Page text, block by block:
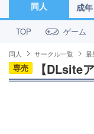
同人 成
TOP ゲーム
同人 サークル一覧 最
専売 【DLsite